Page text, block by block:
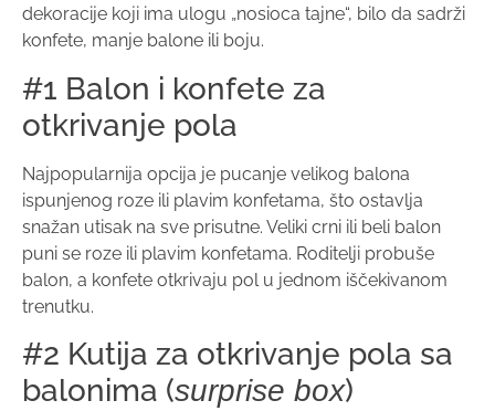
dekoracije koji ima ulogu „nosioca tajne“, bilo da sadrži
konfete, manje balone ili boju.
#1 Balon i konfete za
otkrivanje pola
Najpopularnija opcija je pucanje velikog balona
ispunjenog roze ili plavim konfetama, što ostavlja
snažan utisak na sve prisutne. Veliki crni ili beli balon
puni se roze ili plavim konfetama. Roditelji probuše
balon, a konfete otkrivaju pol u jednom iščekivanom
trenutku.
#2 Kutija za otkrivanje pola sa
balonima (surprise box)